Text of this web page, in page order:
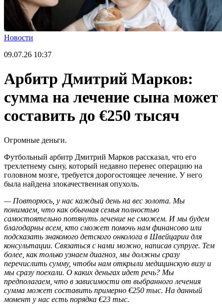
Новости
09.07.26 10:37
Арбитр Дмитрий Марков:
сумма на лечение сына может
составить до €250 тысяч
Огромные деньги.
Футбольный арбитр Дмитрий Марков рассказал, что его
трехлетнему сыну, который недавно перенес операцию на
головном мозге, требуется дорогостоящее лечение. У него
была найдена злокачественная опухоль.
— Повторюсь, у нас каждый день на вес золота. Мы
понимаем, что как обычная семья полностью
самостоятельно потянуть лечение не сможем. И мы будем
благодарны всем, кто сможет помочь нам финансово или
подсказать знакомого детского онколога в Швейцарии для
консультации. Связаться с нами можно, написав супруге. Тем
более, как только узнаем диагноз, мы должны сразу
перечислить сумму, чтобы нам открыли медицинскую визу и
мы сразу поехали. О каких деньгах идет речь? Мы
предполагаем, что в зависимости от выбранного лечения
сумма может составить примерно €250 тыс. На данный
момент у нас есть порядка €23 тыс.